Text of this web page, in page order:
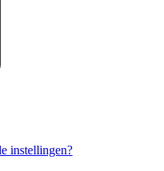
instellingen?